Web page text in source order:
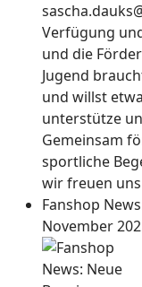
Verfügung
und die
Jugend
und willst
unterstütze
Gemeinsam
sportliche
wir freuen
Fanshop
November